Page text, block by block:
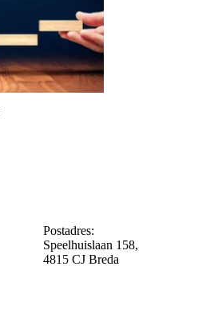
Postadres:
Speelhuislaan 158,
4815 CJ Breda